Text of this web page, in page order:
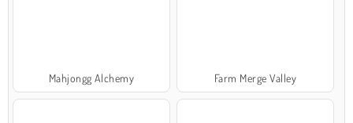
Mahjongg Alchemy Farm Merge Valley